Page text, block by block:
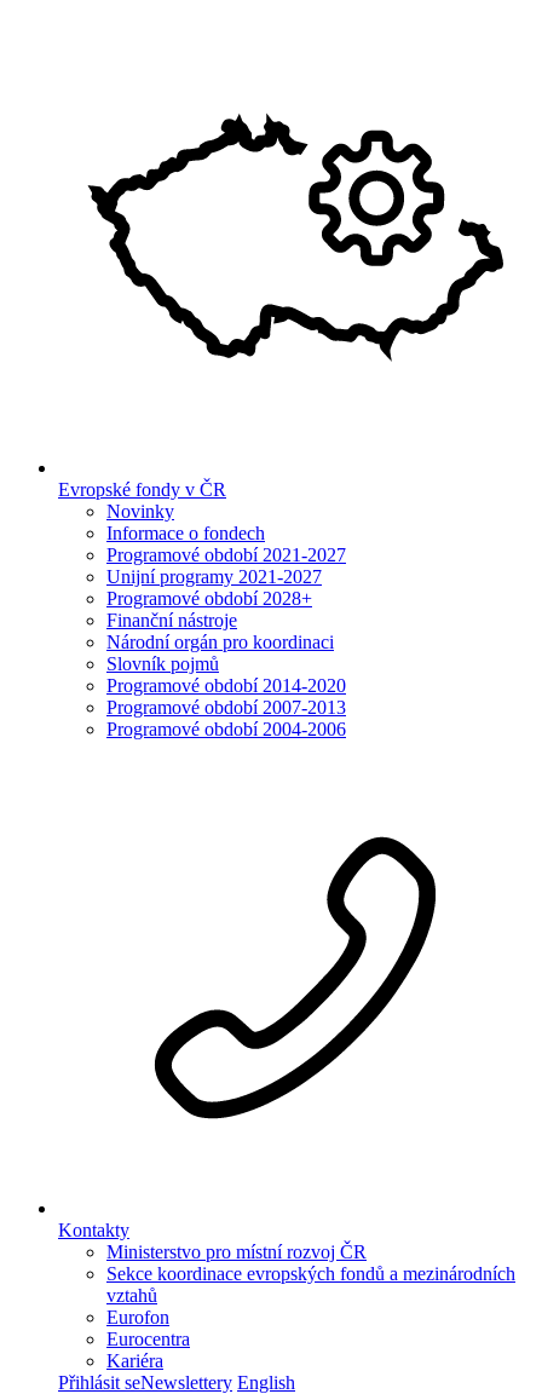
Evropské fondy v ČR
Novinky
Informace o fondech
Programové období 2021-2027
Unijní programy 2021-2027
Programové období 2028+
Finanční nástroje
Národní orgán pro koordinaci
Slovník pojmů
Programové období 2014-2020
Programové období 2007-2013
Programové období 2004-2006
Kontakty
Ministerstvo pro místní rozvoj ČR
Sekce koordinace evropských fondů a mezinárodních
vztahů
Eurofon
Eurocentra
Kariéra
Přihlásit seNewslettery English